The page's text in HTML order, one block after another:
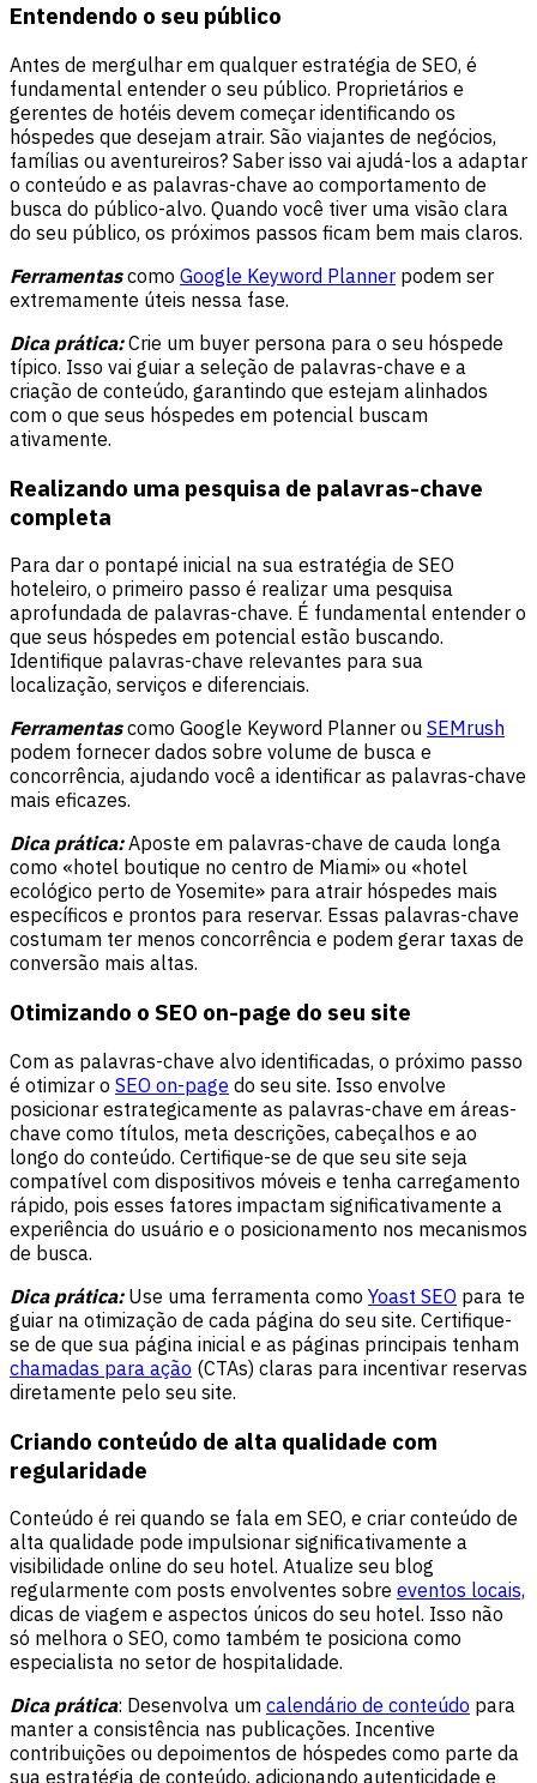
Entendendo o seu público
Antes de mergulhar em qualquer estratégia de SEO, é
fundamental entender o seu público. Proprietários e
gerentes de hotéis devem começar identificando os
hóspedes que desejam atrair. São viajantes de negócios,
famílias ou aventureiros? Saber isso vai ajudá-los a adaptar
o conteúdo e as palavras-chave ao comportamento de
busca do público-alvo. Quando você tiver uma visão clara
do seu público, os próximos passos ficam bem mais claros.
Ferramentascomo Google Keyword Planner podem ser
extremamente úteis nessa fase.
Dica prática:Crie um buyer persona para o seu hóspede
típico. Isso vai guiar a seleção de palavras-chave e a
criação de conteúdo, garantindo que estejam alinhados
com o que seus hóspedes em potencial buscam
ativamente.
Realizando uma pesquisa de palavras-chave
completa
Para dar o pontapé inicial na sua estratégia de SEO
hoteleiro, o primeiro passo é realizar uma pesquisa
aprofundada de palavras-chave. É fundamental entender o
que seus hóspedes em potencial estão buscando.
Identifique palavras-chave relevantes para sua
localização, serviços e diferenciais.
Ferramentascomo Google Keyword Planner ou SEMrush
podem fornecer dados sobre volume de busca e
concorrência, ajudando você a identificar as palavras-chave
mais eficazes.
Dica prática:Aposte em palavras-chave de cauda longa
como «hotel boutique no centro de Miami» ou «hotel
ecológico perto de Yosemite» para atrair hóspedes mais
específicos e prontos para reservar. Essas palavras-chave
costumam ter menos concorrência e podem gerar taxas de
conversão mais altas.
Otimizando o SEO on-page do seu site
Com as palavras-chave alvo identificadas, o próximo passo
é otimizar o SEO on-page do seu site. Isso envolve
posicionar estrategicamente as palavras-chave em áreas-
chave como títulos, meta descrições, cabeçalhos e ao
longo do conteúdo. Certifique-se de que seu site seja
compatível com dispositivos móveis e tenha carregamento
rápido, pois esses fatores impactam significativamente a
experiência do usuário e o posicionamento nos mecanismos
de busca.
Dica prática: Use uma ferramenta como Yoast SEO para te
guiar na otimização de cada página do seu site. Certifique-
se de que sua página inicial e as páginas principais tenham
chamadas para ação (CTAs) claras para incentivar reservas
diretamente pelo seu site.
Criando conteúdo de alta qualidade com
regularidade
Conteúdo é rei quando se fala em SEO, e criar conteúdo de
alta qualidade pode impulsionar significativamente a
visibilidade online do seu hotel. Atualize seu blog
regularmente com posts envolventes sobre eventos locais,
dicas de viagem e aspectos únicos do seu hotel. Isso não
só melhora o SEO, como também te posiciona como
especialista no setor de hospitalidade.
Dica prática: Desenvolva um calendário de conteúdo para
manter a consistência nas publicações. Incentive
contribuições ou depoimentos de hóspedes como parte da
sua estratégia de conteúdo, adicionando autenticidade e